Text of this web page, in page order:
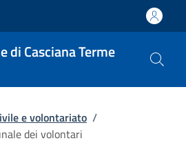
di Casciana Terme
e volontariato /
dei volontari